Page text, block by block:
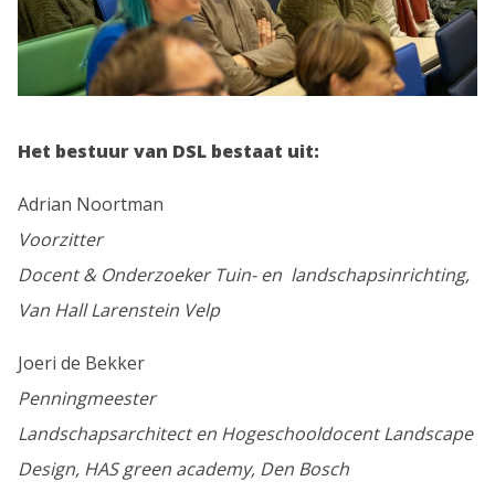
Het bestuur van DSL bestaat uit:
Adrian Noortman
Voorzitter
Docent & Onderzoeker Tuin- en landschapsinrichting,
Van Hall Larenstein Velp
Joeri de Bekker
Penningmeester
Landschapsarchitect en Hogeschooldocent Landscape
Design, HAS green academy, Den Bosch